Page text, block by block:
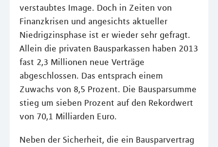
verstaubtes Image. Doch in Zeiten von
Finanzkrisen und angesichts aktueller
Niedrigzinsphase ist er wieder sehr gefragt.
Allein die privaten Bausparkassen haben 2013
fast 2,3 Millionen neue Verträge
abgeschlossen. Das entsprach einem
Zuwachs von 8,5 Prozent. Die Bausparsumme
stieg um sieben Prozent auf den Rekordwert
von 70,1 Milliarden Euro.
Neben der Sicherheit, die ein Bausparvertrag